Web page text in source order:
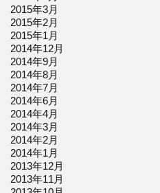
2015年3月
2015年2月
2015年1月
2014年12月
2014年9月
2014年8月
2014年7月
2014年6月
2014年4月
2014年3月
2014年2月
2014年1月
2013年12月
2013年11月